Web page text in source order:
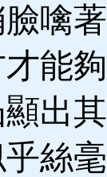
噙
能
出
絲